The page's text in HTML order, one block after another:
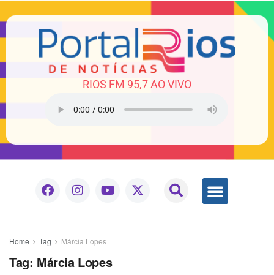
RIOS FM 95,7 AO VIVO
Home Tag Márcia Lopes
Tag: Márcia Lopes